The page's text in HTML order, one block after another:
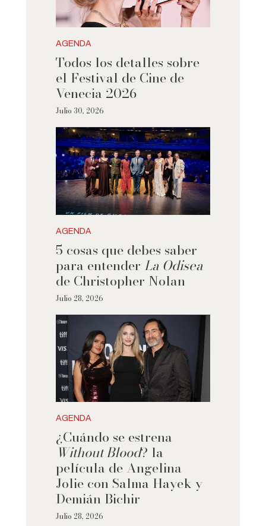
AGENDA
Todos los detalles sobre
el Festival de Cine de
Venecia 2026
Julio 30, 2026
AGENDA
5 cosas que debes saber
para entender La Odisea
de Christopher Nolan
Julio 28, 2026
AGENDA
¿Cuándo se estrena
Without Blood? la
película de Angelina
Jolie con Salma Hayek y
Demián Bichir
Julio 28, 2026